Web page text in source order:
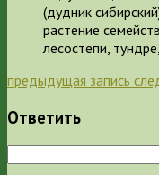
(дудник
растение
лесостепи,
предыдущая запись
Ответить